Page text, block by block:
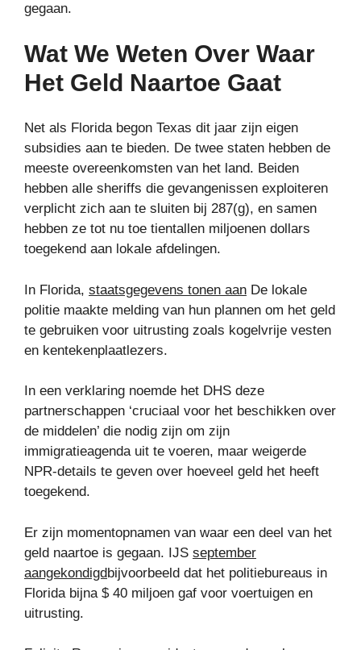
gegaan.
Wat We Weten Over Waar
Het Geld Naartoe Gaat
Net als Florida begon Texas dit jaar zijn eigen
subsidies aan te bieden. De twee staten hebben de
meeste overeenkomsten van het land. Beiden
hebben alle sheriffs die gevangenissen exploiteren
verplicht zich aan te sluiten bij 287(g), en samen
hebben ze tot nu toe tientallen miljoenen dollars
toegekend aan lokale afdelingen.
In Florida, staatsgegevens tonen aan De lokale
politie maakte melding van hun plannen om het geld
te gebruiken voor uitrusting zoals kogelvrije vesten
en kentekenplaatlezers.
In een verklaring noemde het DHS deze
partnerschappen ‘cruciaal voor het beschikken over
de middelen’ die nodig zijn om zijn
immigratieagenda uit te voeren, maar weigerde
NPR-details te geven over hoeveel geld het heeft
toegekend.
Er zijn momentopnamen van waar een deel van het
geld naartoe is gegaan. IJS september
aangekondigdbijvoorbeeld dat het politiebureaus in
Florida bijna $ 40 miljoen gaf voor voertuigen en
uitrusting.